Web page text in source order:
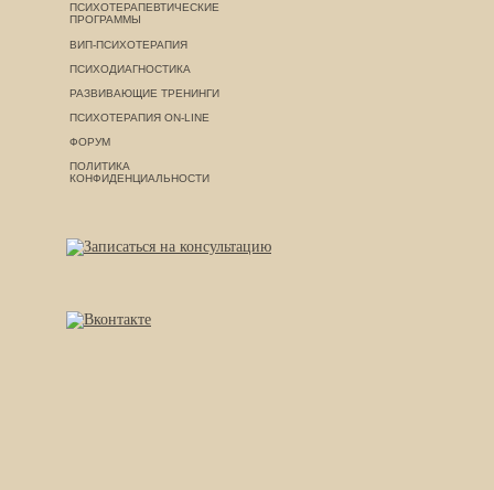
ПСИХОТЕРАПЕВТИЧЕСКИЕ
ПРОГРАММЫ
ВИП-ПСИХОТЕРАПИЯ
ПСИХОДИАГНОСТИКА
РАЗВИВАЮЩИЕ ТРЕНИНГИ
ПСИХОТЕРАПИЯ ON-LINE
ФОРУМ
ПОЛИТИКА
КОНФИДЕНЦИАЛЬНОСТИ